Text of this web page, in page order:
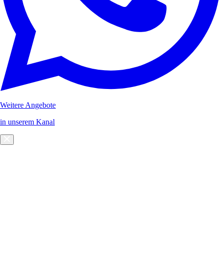
Weitere Angebote
in unserem Kanal